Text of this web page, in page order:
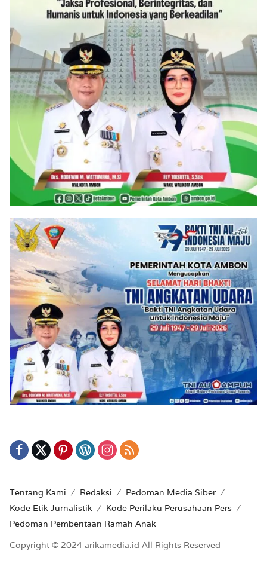
Tentang Kami Redaksi
Pedoman Media Siber
Kode Etik Jurnalistik
Kode Perilaku Perusahaan Pers
Pedoman Pemberitaan Ramah Anak
Copyright © 2024 arikamedia.id All Rights Reserved